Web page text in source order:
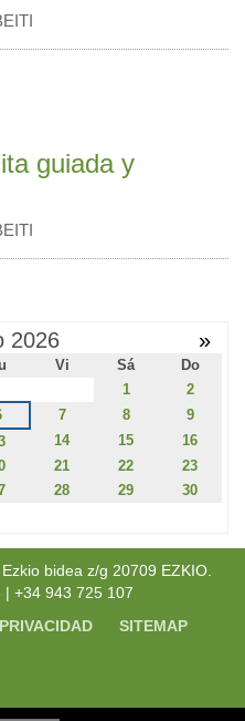
guiada y
2026 »
Vi Sá
Do
1
2
7 8
9
14 15
16
21 22
23
28 29
30
bidea z/g 20709 EZKIO.
| +34 943 725 107
SITEMAP